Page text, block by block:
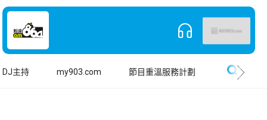
DJ主持 my903.com 節目重溫服務計劃